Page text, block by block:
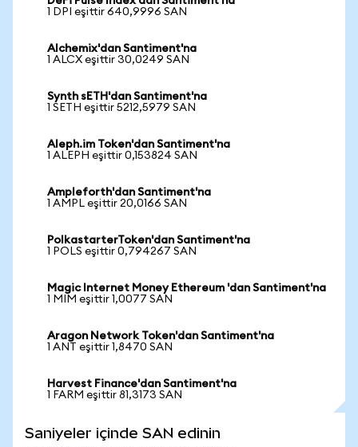
1 DPI eşittir 640,9996 SAN
Alchemix'dan Santiment'na
1 ALCX eşittir 30,0249 SAN
Synth sETH'dan Santiment'na
1 SETH eşittir 5212,5979 SAN
Aleph.im Token'dan Santiment'na
1 ALEPH eşittir 0,153824 SAN
Ampleforth'dan Santiment'na
1 AMPL eşittir 20,0166 SAN
PolkastarterToken'dan Santiment'na
1 POLS eşittir 0,794267 SAN
Magic Internet Money Ethereum 'dan Santiment'na
1 MIM eşittir 1,0077 SAN
Aragon Network Token'dan Santiment'na
1 ANT eşittir 1,8470 SAN
Harvest Finance'dan Santiment'na
1 FARM eşittir 81,3173 SAN
Saniyeler içinde SAN edinin